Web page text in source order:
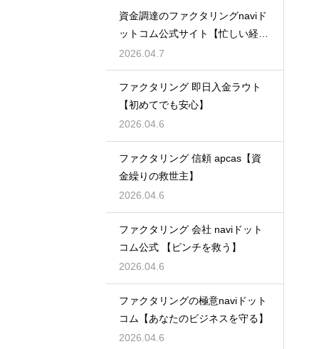
資金調達のファクタリングnaviド
ットコム公式サイト【忙しい経営
者必見】
2026.04.7
ファクタリング 即日入金ラウト
【初めてでも安心】
2026.04.6
ファクタリング 信頼 apcas【資
金繰りの救世主】
2026.04.6
ファクタリング 会社 naviドット
コム公式 【ピンチを救う】
2026.04.6
ファクタリングの極意naviドット
コム【あなたのビジネスを守る】
2026.04.6